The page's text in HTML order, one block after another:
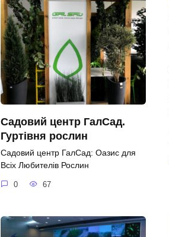
Садовий центр ГалСад.
Гуртівня рослин
Садовий центр ГалСад: Оазис для
Всіх Любителів Рослин
0 67